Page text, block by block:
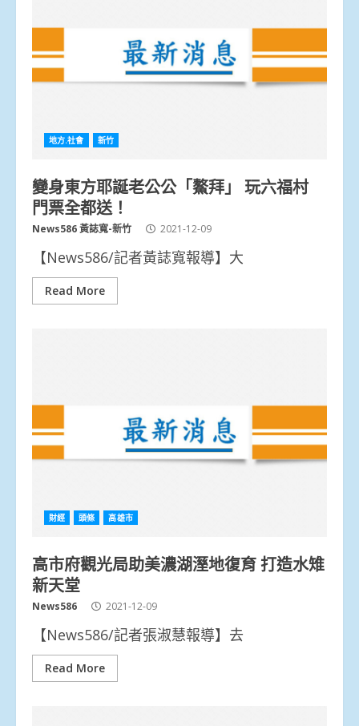
地方.社會 新竹
變身東方耶誕老公公「鰲拜」 玩六福村
門票全都送！
News586 黃誌寬-新竹 2021-12-09
【News586/記者黃誌寬報導】大
Read More
財經 頭條 高雄市
高市府觀光局助美濃湖溼地復育 打造水雉
新天堂
News586 2021-12-09
【News586/記者張淑慧報導】去
Read More